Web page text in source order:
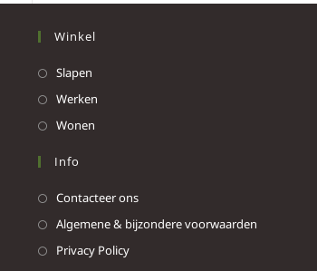
Winkel
Slapen
Werken
Wonen
Info
Contacteer ons
Algemene & bijzondere voorwaarden
Privacy Policy